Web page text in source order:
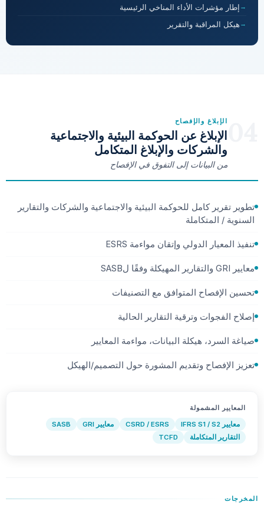
إطار مؤشرات الأداء المناخي الرئيسية
هيكل المراقبة والتقرير
الإبلاغ والإفصاح
الإبلاغ عن الحوكمة البيئية والاجتماعية
والشركات والإبلاغ المتكامل
من البيانات إلى التفوق في الإفصاح
تطوير تقرير كامل للحوكمة البيئية والاجتماعية والشركات والتقارير
السنوية / المتكاملة
تنفيذ المعيار الدولي وإتقان مواءمة ESRS
معايير GRI والتقارير المهيكلة وفقًا لSASB
تحسين الإفصاح المتوافق مع التصنيفات
إصلاح الفجوات وترقية التقارير الحالية
صياغة السرد، هيكلة البيانات، مواءمة المعايير
تعزيز الإفصاح وتقديم المشورة حول التصميم/الهيكل
المعايير المشمولة
معايير IFRS S1 / S2
CSRD / ESRS معايير GRI
SASB
التقارير المتكاملة
TCFD
المخرجات